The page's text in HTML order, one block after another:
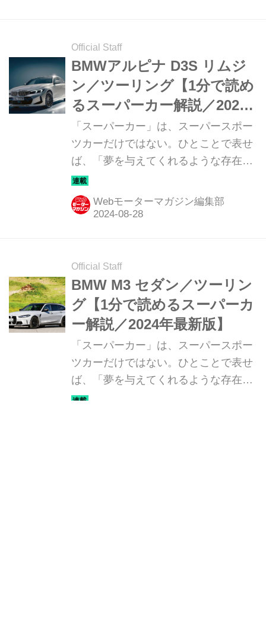
Official Staff
BMWアルピナ D3S リムジ
ン／ツーリング【1分で読め
るスーパーカー解説／2024
年最新版】
「スーパーカー」は、スーパースポー
ツカーだけではない。ひとことで表せ
ば、「夢を与えてくれるような存在」
だ。ここでは、国内外のそんな魅力あ
るモデルたちを簡単に紹介していこ
う。今回は、BMWアルピナ D3S リム
Webモーターマガジン編集部
Official Staff
BMW M3 セダン／ツーリン
グ【1分で読めるスーパーカ
ー解説／2024年最新版】
「スーパーカー」は、スーパースポー
ツカーだけではない。ひとことで表せ
ば、「夢を与えてくれるような存在」
だ。ここでは、国内外のそんな魅力あ